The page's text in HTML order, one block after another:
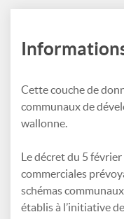
Cette couche de
communaux de
wallonne.
Le décret du 5
commerciales
schémas
établis à l’initiative